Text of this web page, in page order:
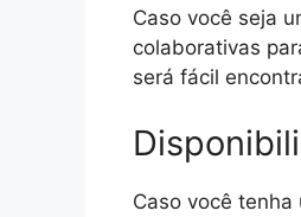
Caso você seja
colaborativas
será fácil
Caso você